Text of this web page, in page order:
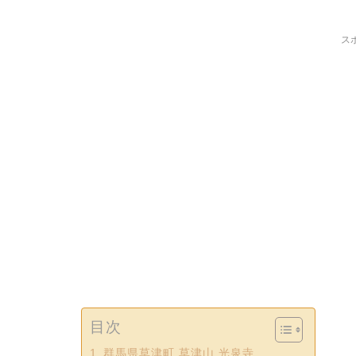
ス
目次
群馬県草津町 草津山 光泉寺